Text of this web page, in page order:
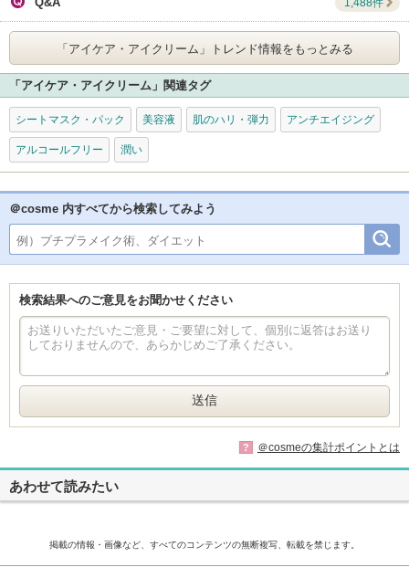
1,488件
「アイケア・アイクリーム」 トレンド情報をもっとみる
「アイケア・アイクリーム」関連タグ
シートマスク・パック 美容液 肌のハリ・弾力 アンチエイジング
アルコールフリー 潤い
＠cosme 内すべてから検索してみよう
検索結果へのご意見をお聞かせください
? ＠cosmeの集計ポイントとは
あわせて読みたい
掲載の情報・画像など、すべてのコンテンツの無断複写、転載を禁じます。